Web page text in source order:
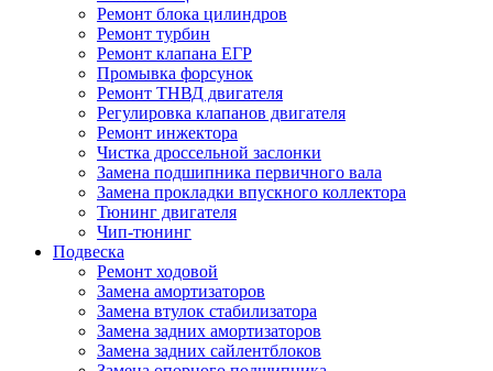
Ремонт блока цилиндров
Ремонт турбин
Ремонт клапана ЕГР
Промывка форсунок
Ремонт ТНВД двигателя
Регулировка клапанов двигателя
Ремонт инжектора
Чистка дроссельной заслонки
Замена подшипника первичного вала
Замена прокладки впускного коллектора
Тюнинг двигателя
Чип-тюнинг
Подвеска
Ремонт ходовой
Замена амортизаторов
Замена втулок стабилизатора
Замена задних амортизаторов
Замена задних сайлентблоков